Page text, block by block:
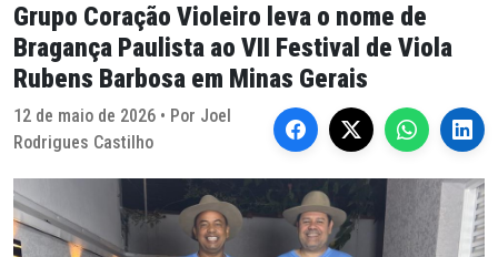
Grupo Coração Violeiro leva o nome de
Bragança Paulista ao VII Festival de Viola
Rubens Barbosa em Minas Gerais
12 de maio de 2026 • Por Joel
Rodrigues Castilho